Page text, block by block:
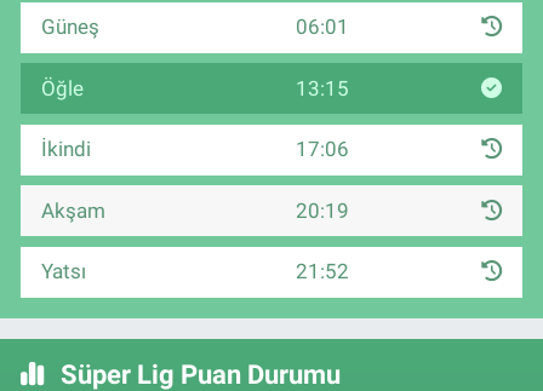
Güneş 06:01
Öğle 13:15
İkindi 17:06
Akşam 20:19
Yatsı 21:52
Süper Lig Puan Durumu